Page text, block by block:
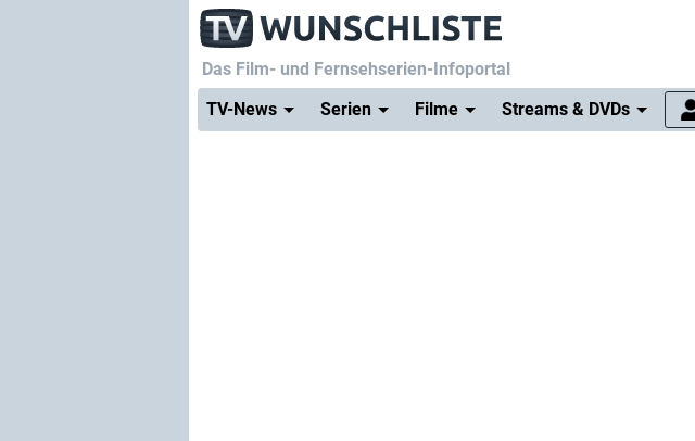
Das Film- und Fernsehserien-Infoportal
TV-News
Serien Filme Streams & DVDs